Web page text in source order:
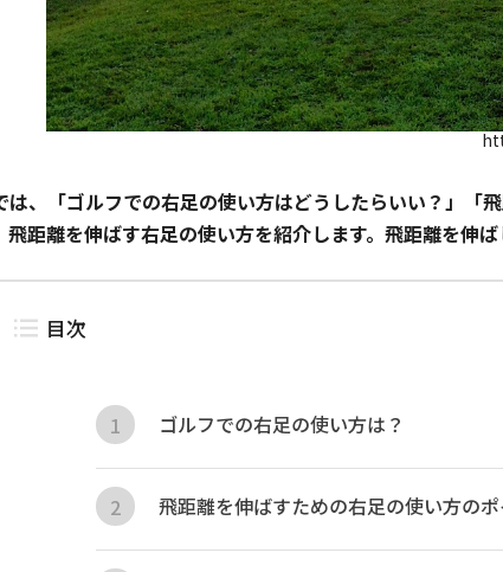
は、「ゴルフでの右足の使い方はどうしたらいい？」「
飛距離を伸ばす右足の使い方を紹介します。飛距離を伸
目次
ゴルフでの右足の使い方は？
飛距離を伸ばすための右足の使い方のポ